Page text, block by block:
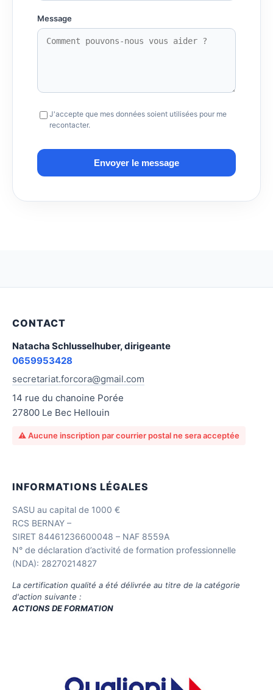
Message
J'accepte que mes données soient utilisées pour me
recontacter.
Envoyer le message
CONTACT
Natacha Schlusselhuber, dirigeante
0659953428
secretariat.forcora@gmail.com
14 rue du chanoine Porée
27800 Le Bec Hellouin
⚠️ Aucune inscription par courrier postal ne sera acceptée
INFORMATIONS LÉGALES
SASU au capital de 1000 €
RCS BERNAY –
SIRET 84461236600048 – NAF 8559A
N° de déclaration d’activité de formation professionnelle
(NDA): 28270214827
La certification qualité a été délivrée au titre de la catégorie
d'action suivante :
ACTIONS DE FORMATION